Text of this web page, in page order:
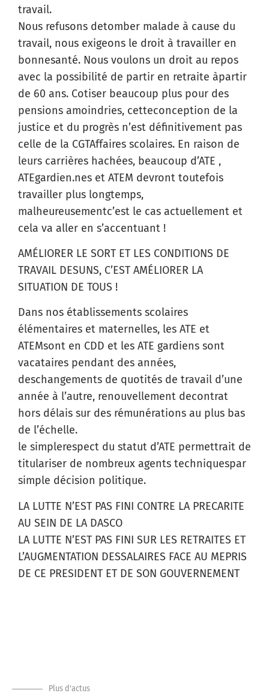
travail.
Nous refusons detomber malade à cause du
travail, nous exigeons le droit à travailler en
bonnesanté. Nous voulons un droit au repos
avec la possibilité de partir en retraite àpartir
de 60 ans. Cotiser beaucoup plus pour des
pensions amoindries, cetteconception de la
justice et du progrès n’est définitivement pas
celle de la CGTAffaires scolaires. En raison de
leurs carrières hachées, beaucoup d’ATE ,
ATEgardien.nes et ATEM devront toutefois
travailler plus longtemps,
malheureusementc’est le cas actuellement et
cela va aller en s’accentuant !
AMÉLIORER LE SORT ET LES CONDITIONS DE
TRAVAIL DESUNS, C’EST AMÉLIORER LA
SITUATION DE TOUS !
Dans nos établissements scolaires
élémentaires et maternelles, les ATE et
ATEMsont en CDD et les ATE gardiens sont
vacataires pendant des années,
deschangements de quotités de travail d’une
année à l’autre, renouvellement decontrat
hors délais sur des rémunérations au plus bas
de l’échelle.
le simplerespect du statut d’ATE permettrait de
titulariser de nombreux agents techniquespar
simple décision politique.
LA LUTTE N’EST PAS FINI CONTRE LA PRECARITE
AU SEIN DE LA DASCO
LA LUTTE N’EST PAS FINI SUR LES RETRAITES ET
L’AUGMENTATION DESSALAIRES FACE AU MEPRIS
DE CE PRESIDENT ET DE SON GOUVERNEMENT
Plus d'actus